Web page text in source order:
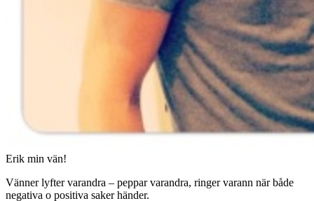
Erik min vän!
Vänner lyfter varandra – peppar varandra, ringer varann när både
negativa o positiva saker händer.